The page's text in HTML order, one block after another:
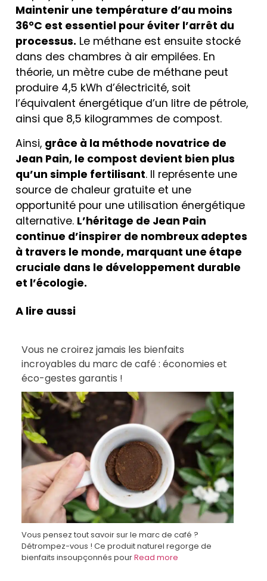
Maintenir une température d’au moins
36°C est essentiel pour éviter l’arrêt du
processus. Le méthane est ensuite stocké
dans des chambres à air empilées. En
théorie, un mètre cube de méthane peut
produire 4,5 kWh d’électricité, soit
l’équivalent énergétique d’un litre de pétrole,
ainsi que 8,5 kilogrammes de compost.
Ainsi, grâce à la méthode novatrice de
Jean Pain, le compost devient bien plus
qu’un simple fertilisant. Il représente une
source de chaleur gratuite et une
opportunité pour une utilisation énergétique
alternative. L’héritage de Jean Pain
continue d’inspirer de nombreux adeptes
à travers le monde, marquant une étape
cruciale dans le développement durable
et l’écologie.
A lire aussi
Vous ne croirez jamais les bienfaits
incroyables du marc de café : économies et
éco-gestes garantis !
Vous pensez tout savoir sur le marc de café ?
Détrompez-vous ! Ce produit naturel regorge de
bienfaits insoupçonnés pourRead more